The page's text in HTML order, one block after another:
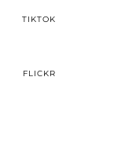
TIKTOK
FLICKR